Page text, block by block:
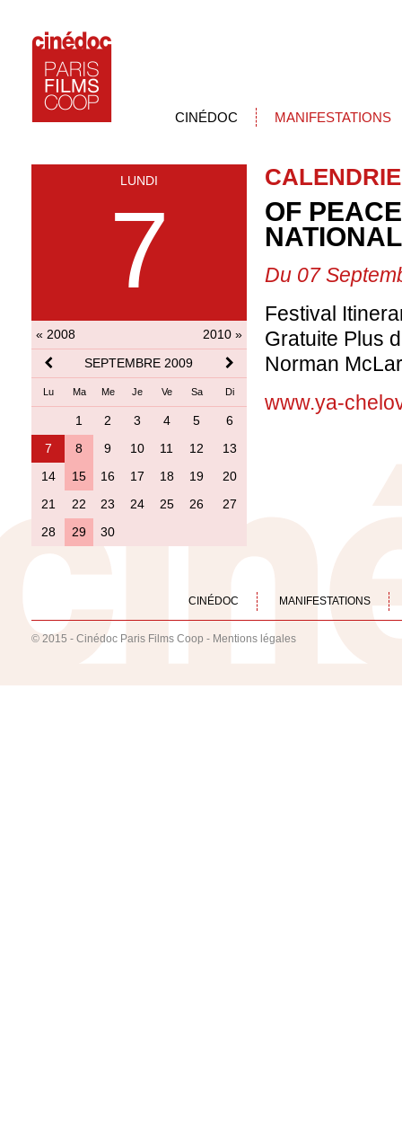
CINÉDOC MANIFESTATIONS
LUNDI
7
« 2008
2010 »
SEPTEMBRE 2009
Lu Ma Me Je Ve Sa Di
1 2 3 4 5
6
7
8 9 10 11 12
13
14
15 16 17 18 19
20
21
22 23 24 25 26
27
28
29 30
OF
Du 07
Festival
Gratuite Plus
Norman
www.ya-
CINÉDOC MANIFESTATIONS
© 2015 - Cinédoc Paris Films Coop - Mentions légales